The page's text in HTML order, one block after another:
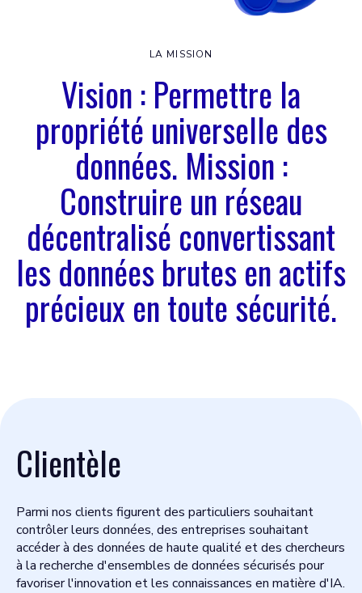
LA MISSION
Vision : Permettre la
propriété universelle des
données. Mission :
Construire un réseau
décentralisé convertissant
les données brutes en actifs
précieux en toute sécurité.
Clientèle
Parmi nos clients figurent des particuliers souhaitant
contrôler leurs données, des entreprises souhaitant
accéder à des données de haute qualité et des chercheurs
à la recherche d'ensembles de données sécurisés pour
favoriser l'innovation et les connaissances en matière d'IA.